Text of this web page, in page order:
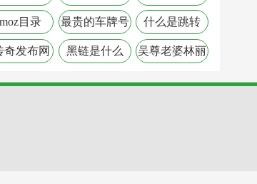
成渣
式
目录 最贵的车牌号 什么是跳转
奇发布网
黑链是什么
吴尊老婆林丽